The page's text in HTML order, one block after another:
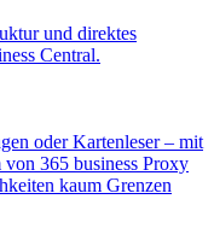
und direktes
Central.
oder Kartenleser – mit
365 business Proxy
kaum Grenzen